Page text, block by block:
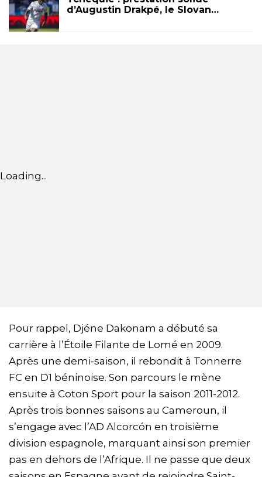
d’Augustin Drakpé, le Slovan…
Loading...
Pour rappel, Djéne Dakonam a débuté sa
carrière à l’Étoile Filante de Lomé en 2009.
Après une demi-saison, il rebondit à Tonnerre
FC en D1 béninoise. Son parcours le mène
ensuite à Coton Sport pour la saison 2011-2012.
Après trois bonnes saisons au Cameroun, il
s’engage avec l’AD Alcorcón en troisième
division espagnole, marquant ainsi son premier
pas en dehors de l’Afrique. Il ne passe que deux